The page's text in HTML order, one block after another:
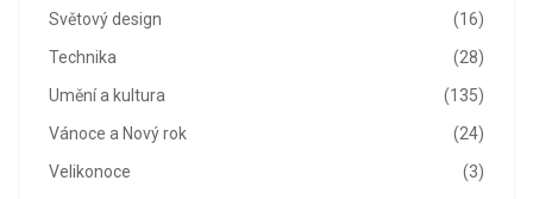
(16)
Světový design
(28)
Technika
(135)
Umění a kultura
(24)
Vánoce a Nový rok
(3)
Velikonoce